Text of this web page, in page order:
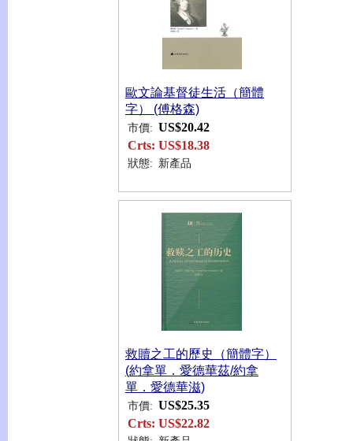
歐文論基督徒生活（簡體
字） (傅格森)
市價: US$20.42
Crts: US$18.38
狀態: 新產品
救贖之工的歷史（簡體字）
(約拿單．愛德華茲/約拿
單．愛德華滋)
市價: US$25.35
Crts: US$22.82